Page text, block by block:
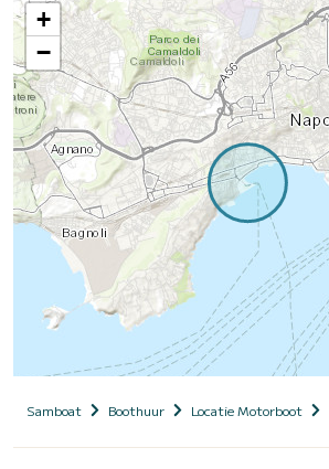
+
−
Samboat Boothuur Locatie Motorboot